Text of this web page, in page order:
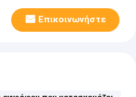
Επικοινωνήστε